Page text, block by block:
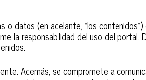
o datos (en adelante, “los
la responsabilidad del uso del portal.
Además, se compromete a